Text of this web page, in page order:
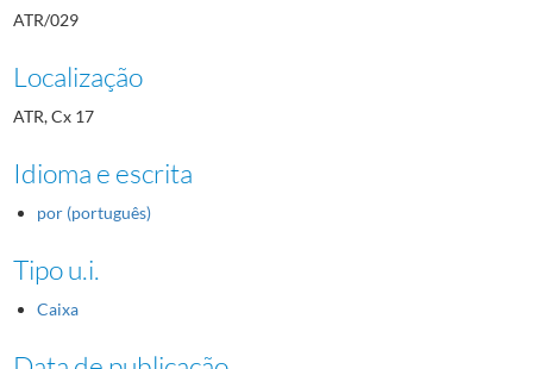
ATR/029
Localização
ATR, Cx 17
Idioma e escrita
por (português)
Tipo u.i.
Caixa